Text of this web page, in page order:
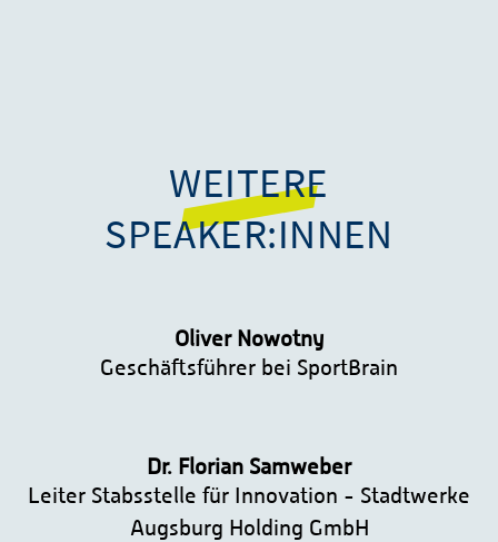
WEITERE
SPEAKER:INNEN
Oliver Nowotny
Geschäftsführer bei SportBrain
Dr. Florian Samweber
Leiter Stabsstelle für Innovation - Stadtwerke
Augsburg Holding GmbH